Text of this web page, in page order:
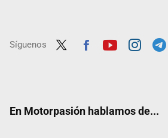
Síguenos
En Motorpasión hablamos de...